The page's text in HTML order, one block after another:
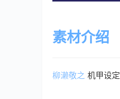
素材介绍
柳濑敬之 机甲设定